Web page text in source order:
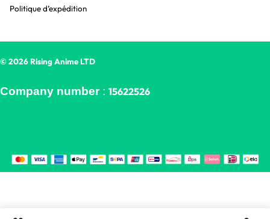
Politique d’expédition
© 2026 Rising Anime LTD
Company number: 15622526